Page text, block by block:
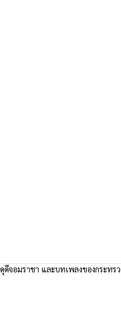
ดีจอมราชา และบทเพลงของกระทร